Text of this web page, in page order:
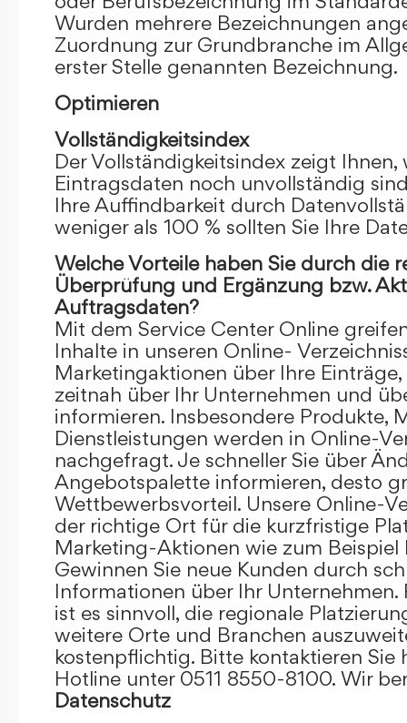
Wurden mehrere Bezeichnungen
Zuordnung zur Grundbranche im
erster Stelle genannten Bezeichnung.
Optimieren
Vollständigkeitsindex
Der Vollständigkeitsindex zeigt
Eintragsdaten noch unvollständig
Ihre Auffindbarkeit durch
weniger als 100 % sollten Sie Ihre
Welche Vorteile haben Sie durch die
Überprüfung und Ergänzung bzw.
Auftragsdaten?
Mit dem Service Center Online
Inhalte in unseren Online-
Marketingaktionen über Ihre
zeitnah über Ihr Unternehmen und
informieren. Insbesondere Produkte,
Dienstleistungen werden in Online-
nachgefragt. Je schneller Sie über
Angebotspalette informieren, desto
Wettbewerbsvorteil. Unsere Online-
der richtige Ort für die kurzfristige
Marketing-Aktionen wie zum Beispiel
Gewinnen Sie neue Kunden durch
Informationen über Ihr Unternehmen.
ist es sinnvoll, die regionale
weitere Orte und Branchen
kostenpflichtig. Bitte kontaktieren Sie
Hotline unter 0511 8550-8100. Wir
Datenschutz